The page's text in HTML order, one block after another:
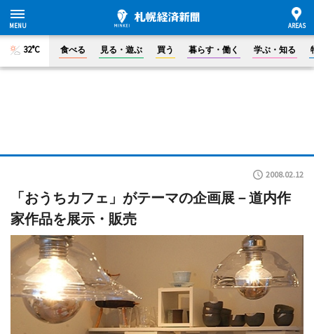
32°C 食べる 見る・遊ぶ 買う 暮らす・働く 学ぶ・知る
2008.02.12
「おうちカフェ」がテーマの企画展－道内作
家作品を展示・販売